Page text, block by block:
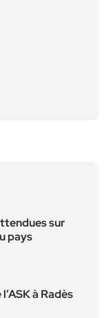
sur
pays
à Radès